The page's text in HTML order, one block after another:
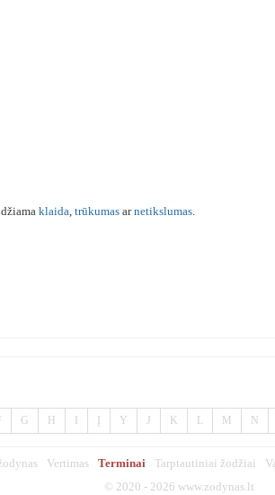
klaida, trūkumas arnetikslumas.
G H Y J K L M N
Vertimas Terminai Tarptautiniai žodžiai
© 2020 - 2026 www.zodynas.lt